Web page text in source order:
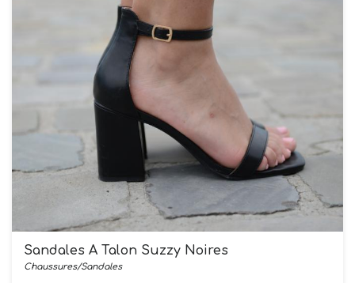
Sandales À Talon Suzzy Noires
Chaussures/Sandales